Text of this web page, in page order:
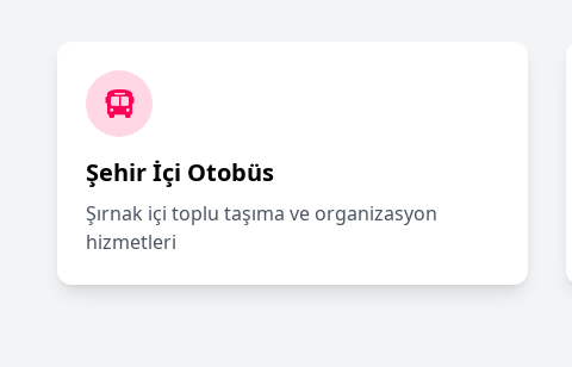
Şehir İçi Otobüs
Şırnak içi toplu taşıma ve organizasyon
hizmetleri